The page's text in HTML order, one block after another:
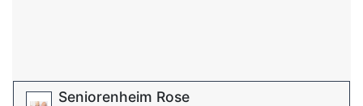
Seniorenheim Rose